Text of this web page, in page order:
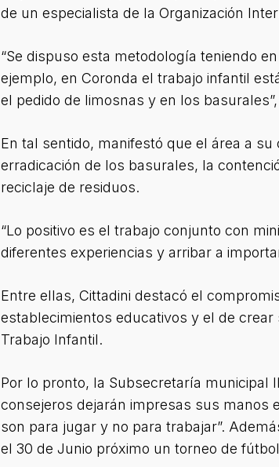
de un especialista de la Organización
“Se dispuso esta metodología teniendo
ejemplo, en Coronda el trabajo infantil
el pedido de limosnas y en los
En tal sentido, manifestó que el área a
erradicación de los basurales, la
reciclaje de residuos.
“Lo positivo es el trabajo conjunto con
diferentes experiencias y arribar a
Entre ellas, Cittadini destacó el
establecimientos educativos y el de
Trabajo Infantil.
Por lo pronto, la Subsecretaría municipal
consejeros dejarán impresas sus manos
son para jugar y no para trabajar”.
el 30 de Junio próximo un torneo de